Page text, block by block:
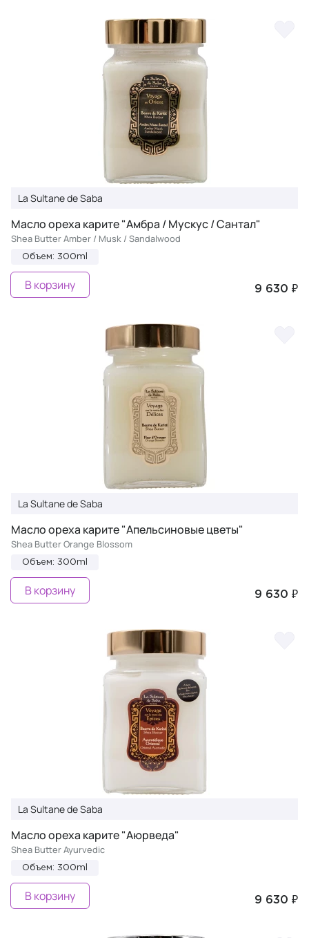
La Sultane de Saba
Масло ореха карите "Амбра / Мускус / Сантал"
Shea Butter Amber / Musk / Sandalwood
Объем: 300ml
9 630 ₽
В корзину
La Sultane de Saba
Масло ореха карите "Апельсиновые цветы"
Shea Butter Orange Blossom
Объем: 300ml
9 630 ₽
В корзину
La Sultane de Saba
Масло ореха карите "Аюрведа"
Shea Butter Ayurvedic
Объем: 300ml
9 630 ₽
В корзину